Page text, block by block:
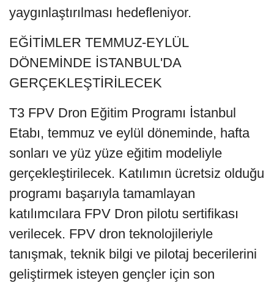
yaygınlaştırılması hedefleniyor.
EĞİTİMLER TEMMUZ-EYLÜL
DÖNEMİNDE İSTANBUL'DA
GERÇEKLEŞTİRİLECEK
T3 FPV Dron Eğitim Programı İstanbul
Etabı, temmuz ve eylül döneminde, hafta
sonları ve yüz yüze eğitim modeliyle
gerçekleştirilecek. Katılımın ücretsiz olduğu
programı başarıyla tamamlayan
katılımcılara FPV Dron pilotu sertifikası
verilecek. FPV dron teknolojileriyle
tanışmak, teknik bilgi ve pilotaj becerilerini
geliştirmek isteyen gençler için son